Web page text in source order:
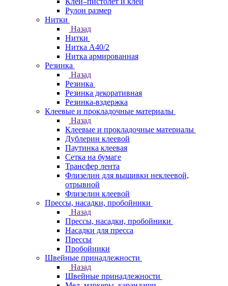
Рулон размер
Нитки
Назад
Нитки
Нитка А40/2
Нитка армированная
Резинка
Назад
Резинка
Резинка декоративная
Резинка-вздержка
Клеевые и прокладочные материалы
Назад
Клеевые и прокладочные материалы
Дублерин клеевой
Паутинка клеевая
Сетка на бумаге
Трансфер лента
Флизелин для вышивки неклеевой,
отрывной
Флизелин клеевой
Прессы, насадки, пробойники
Назад
Прессы, насадки, пробойники
Насадки для пресса
Прессы
Пробойники
Швейные принадлежности
Назад
Швейные принадлежности